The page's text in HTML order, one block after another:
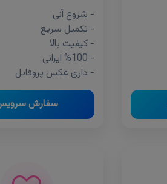
- شروع آنی
- تکمیل سریع
- کیفیت بالا
- %100 ایرانی
- داری عکس پروفایل
سفارش